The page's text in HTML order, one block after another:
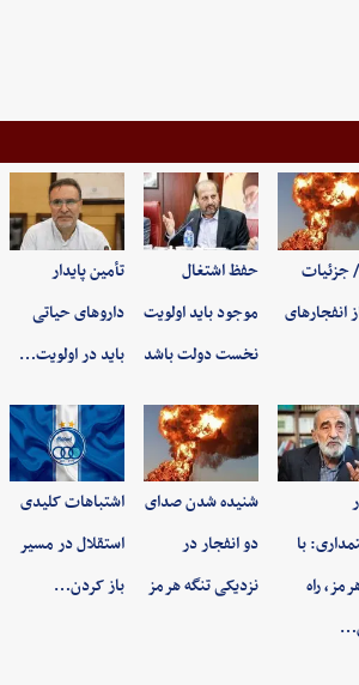
جزئیات
انفجارهای
حفظ اشتغال
موجود باید اولویت
نخست دولت باشد
تأمین پایدار
داروهای حیاتی
باید در اولویت…
با
راه
شنیده شدن صدای
دو انفجار در
نزدیکی تنگه هرمز
اشتباهات کلیدی
استقلال در مسیر
باز کردن…